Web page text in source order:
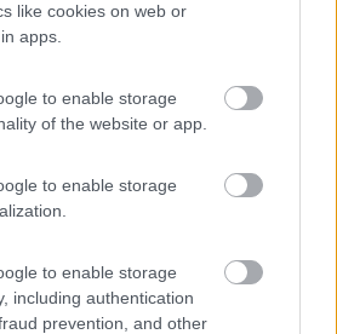
like cookies on web or
apps.
to enable storage
of the website or app.
to enable storage
to enable storage
including authentication
prevention, and other
Pulizia
27/04/2018 15:26
10 posti camper con
I posti sono un po' in
Servizi